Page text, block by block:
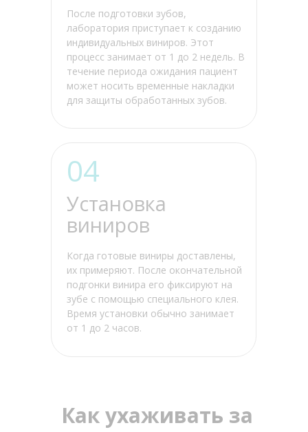
После подготовки зубов,
лаборатория приступает к созданию
индивидуальных виниров. Этот
процесс занимает от 1 до 2 недель. В
течение периода ожидания пациент
может носить временные накладки
для защиты обработанных зубов.
Установка
виниров
04
Когда готовые виниры доставлены,
их примеряют. После окончательной
подгонки винира его фиксируют на
зубе с помощью специального клея.
Время установки обычно занимает
от 1 до 2 часов.
Как ухаживать за